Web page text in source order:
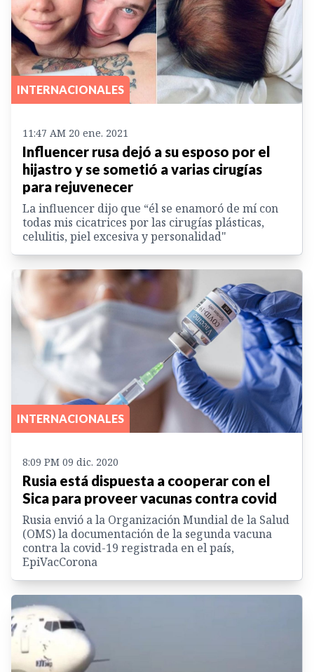
INTERNACIONALES
11:47 AM 20 ene. 2021
Influencer rusa dejó a su esposo por el
hijastro y se sometió a varias cirugías
para rejuvenecer
La influencer dijo que “él se enamoró de mí con
todas mis cicatrices por las cirugías plásticas,
celulitis, piel excesiva y personalidad"
INTERNACIONALES
8:09 PM 09 dic. 2020
Rusia está dispuesta a cooperar con el
Sica para proveer vacunas contra covid
Rusia envió a la Organización Mundial de la Salud
(OMS) la documentación de la segunda vacuna
contra la covid-19 registrada en el país,
EpiVacCorona